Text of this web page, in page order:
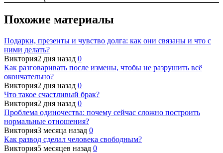
Похожие материалы
Подарки, презенты и чувство долга: как они связаны и что с
ними делать?
Виктория2 дня назад 0
Как разговаривать после измены, чтобы не разрушить всё
окончательно?
Виктория2 дня назад 0
Что такое счастливый брак?
Виктория2 дня назад 0
Проблема одиночества: почему сейчас сложно построить
нормальные отношения?
Виктория3 месяца назад 0
Как развод сделал человека свободным?
Виктория5 месяцев назад 0